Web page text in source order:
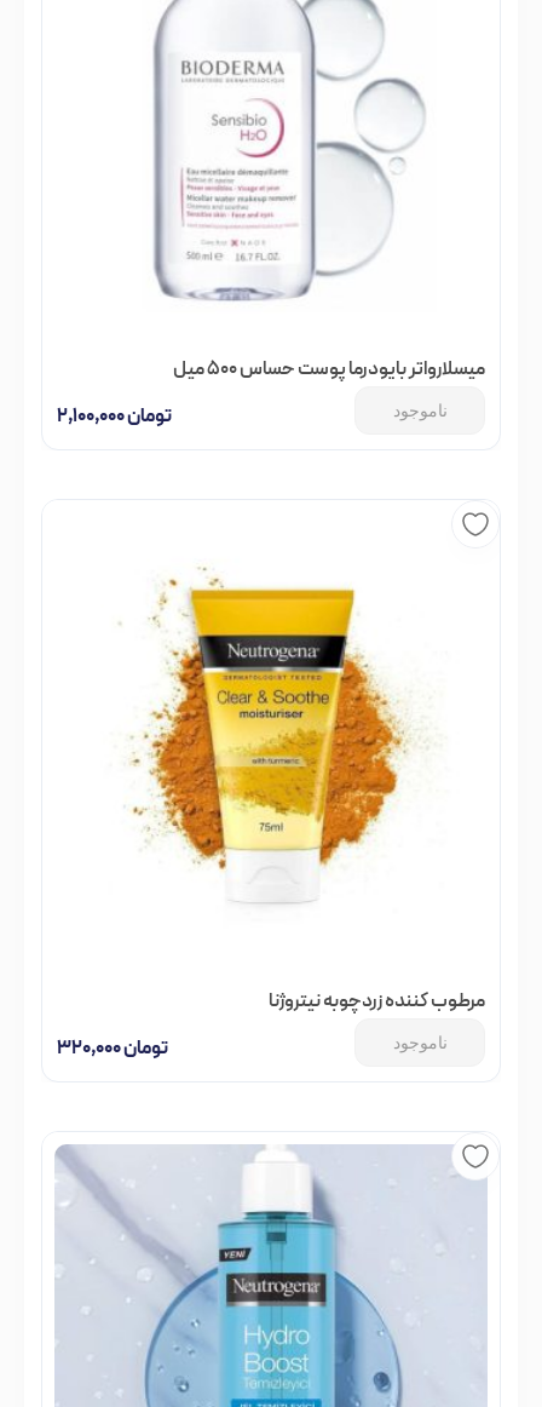
میسلارواتر بایودرما پوست حساس 500 میل
تومان
ناموجود
مرطوب کننده زردچوبه نیتروژنا
تومان
ناموجود